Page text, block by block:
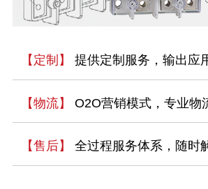
【定制】 提供定制服务，输出应
【物流】 O2O营销模式，专业物
【售后】 全过程服务体系，随时